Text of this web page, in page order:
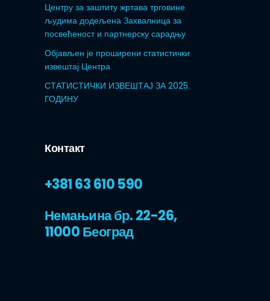
Центру за заштиту жртава трговине
људима додељена Захвалница за
посвећеност и партнерску сарадњу
Објављен је проширени статистички
извештај Центра
СТАТИСТИЧКИ ИЗВЕШТАЈ ЗА 2025.
ГОДИНУ
Контакт
+381 63 610 590
Немањина бр. 22-26,
11000 Београд